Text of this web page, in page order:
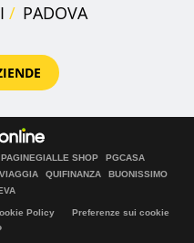
PADOVA
PAGINEGIALLE SHOP
PGCASA
QUIFINANZA
BUONISSIMO
Policy
Preferenze sui cookie